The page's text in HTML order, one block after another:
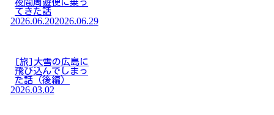
夜間周遊便に乗っ
てきた話
2026.06.202026.06.29
[旅]大雪の広島に
飛び込んでしまっ
た話（後編）
2026.03.02